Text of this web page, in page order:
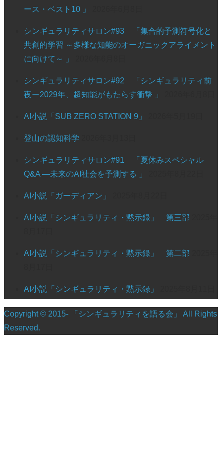
ース・ベスト10 」
シンギュラリティサロン#93 「集合的予測符号化と
共創的学習 ～多様な知能のオーガニックアライメント
に向けて～ 」
シンギュラリティサロン#92 「シンギュラリティ前
夜ー2029年、超知能がもたらす衝撃 」
AI小説「SUB ZERO STATION 9」
登山の認知科学
シンギュラリティサロン#91 「夏休みスペシャル
Q&A —未来のAI社会を予測する 」
AI小説「ガーディアン」
AI小説「シンギュラリティ・黙示録」 第三部
AI小説「シンギュラリティ・黙示録」 第二部
AI小説「シンギュラリティ・黙示録」
Copyright © 2015- 「シンギュラリティを語る会」 All Rights
Reserved.